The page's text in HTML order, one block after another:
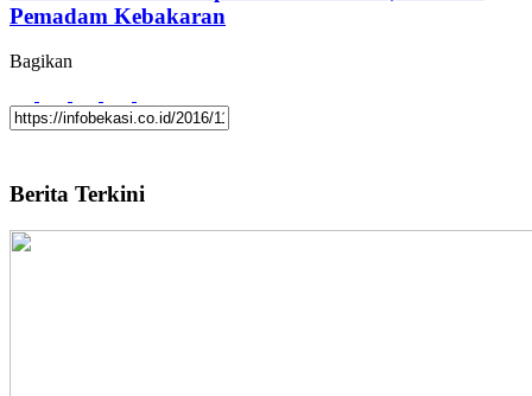
Pemadam Kebakaran
Bagikan
Berita Terkini